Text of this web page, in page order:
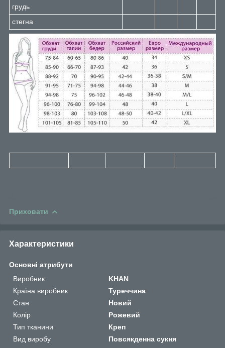
грудь
стегна
Приховати
Характеристики
Основні атрибути
Виробник
KHAN
Країна виробник
Туреччина
Стан
Новий
Колір
Рожевий
Тип тканини
Креп
Вид виробу
Повсякденна сукня